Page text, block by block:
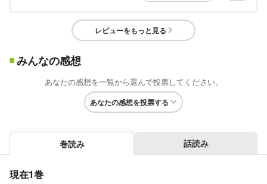
レビューをもっと見る
みんなの感想
あなたの感想を一覧から選んで投票してください。
あなたの感想を投票する
巻読み 話読み
現在1巻